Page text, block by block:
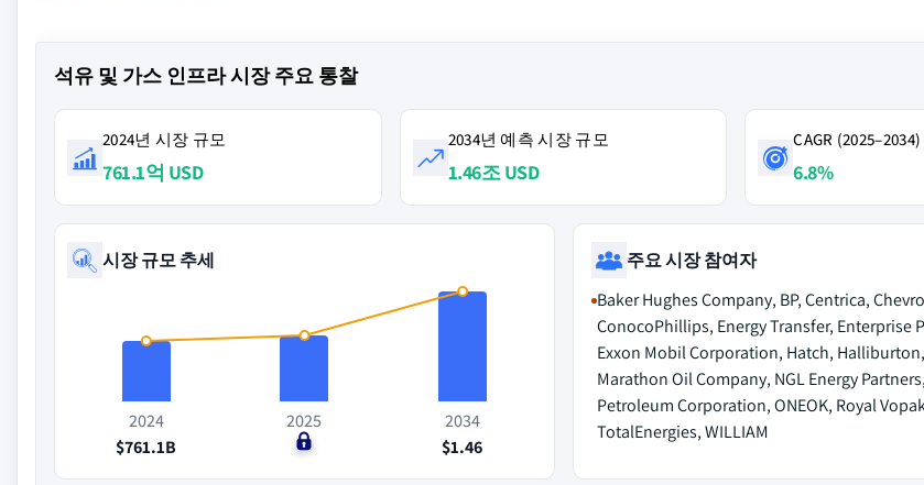
석유 및 가스 인프라 시장 주요 통찰
2024년 시장 규모
761.1억 USD
2034년 예측 시장 규모
1.46조 USD
CAGR (2025–2034)
6.8%
시장 규모 추세
2024
$761.1B
2025
$0
2034
$1.46
주요 시장 참여자
Baker Hughes Company, BP, Centrica,
ConocoPhillips, Energy Transfer, Enterprise
Exxon Mobil Corporation, Hatch,
Marathon Oil Company, NGL Energy
Petroleum Corporation, ONEOK, Royal
TotalEnergies, WILLIAM